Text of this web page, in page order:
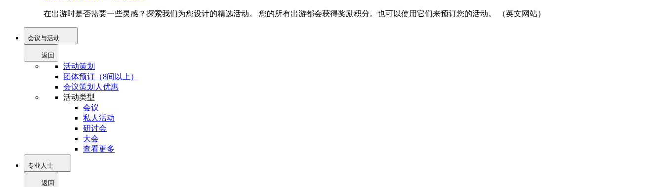
在出游时是否需要一些灵感？探索我们为您设计的精选活动。 您的所有出游都会获得奖励积分。也可以使用它们来预订您的活动。 （英文网站）
会议与活动
返回
活动策划
团体预订（8间以上）
会议策划人优惠
活动类型
会议
私人活动
研讨会
大会
查看更多
专业人士
返回